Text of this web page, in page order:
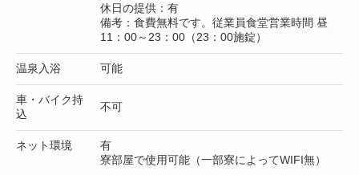
休日の提供：有
備考：食費無料です。従業員食堂営業時間 昼
11：00～23：00（23：00施錠）
温泉入浴 可能
車・バイク持
込
不可
ネット環境
有
寮部屋で使用可能（一部寮によってWIFI無）